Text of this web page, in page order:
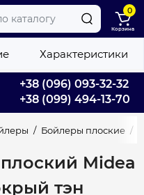
+38 (096) 093-32-32
+38 (099) 494-13-70
0
Корзина
Бойлеры плоские
Midea
тэн
Характеристики